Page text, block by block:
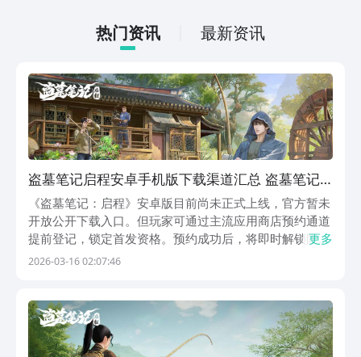
测。
热门资讯 最新资讯
盗墓笔记启程安卓手机版下载渠道汇总 盗墓笔记
启程最新安装包获取方式
《盗墓笔记：启程》安卓版目前尚未正式上线，官方暂未
开放公开下载入口。但玩家可通过主流应用商店预约通道
提前登记，锁定首发资格。预约成功后，将即时解锁限定
头像框、稀有资源包等专属福利，助力游戏初期快速成长
三叔
更多
2026-03-16 02:07:46